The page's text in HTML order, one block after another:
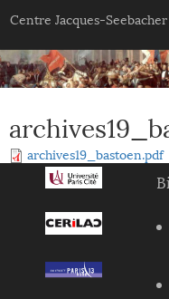
Centre Jacques-Seebacher
archives19_bastoen.pdf